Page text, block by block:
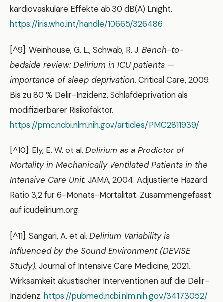
kardiovaskuläre Effekte ab 30 dB(A) Lnight.
https://iris.who.int/handle/10665/326486
[^9]: Weinhouse, G. L., Schwab, R. J. Bench-to-
bedside review: Delirium in ICU patients —
importance of sleep deprivation. Critical Care, 2009.
Bis zu 80 % Delir-Inzidenz, Schlafdeprivation als
modifizierbarer Risikofaktor.
https://pmc.ncbi.nlm.nih.gov/articles/PMC2811939/
[^10]: Ely, E. W. et al. Delirium as a Predictor of
Mortality in Mechanically Ventilated Patients in the
Intensive Care Unit. JAMA, 2004. Adjustierte Hazard
Ratio 3,2 für 6-Monats-Mortalität. Zusammengefasst
auf icudelirium.org.
[^11]: Sangari, A. et al. Delirium Variability is
Influenced by the Sound Environment (DEVISE
Study). Journal of Intensive Care Medicine, 2021.
Wirksamkeit akustischer Interventionen auf die Delir-
Inzidenz. https://pubmed.ncbi.nlm.nih.gov/34173052/